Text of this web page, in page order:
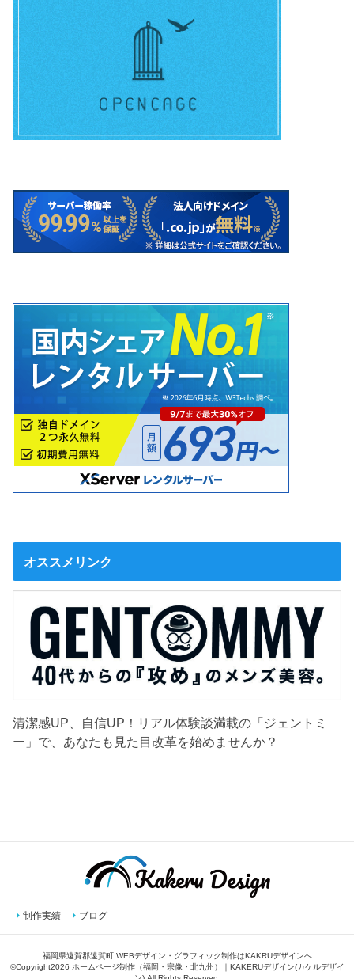
オススメリンク
清潔感UP、自信UP！リアル体験談満載の「ジェントミ
ー」で、あなたも見た目改革を始めませんか？
制作実績 ブログ
福岡県遠賀郡遠賀町 WEBデザイン・グラフィック制作はKAKRUデザインへ
©Copyright2026 ホームページ制作（福岡・宗像・北九州）｜KAKERUデザイン(カケルデザイ